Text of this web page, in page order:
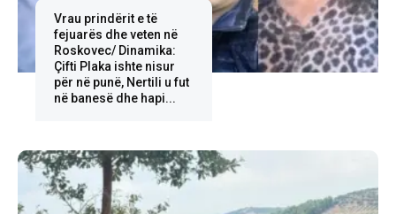
Vrau prindërit e të
fejuarës dhe veten në
Roskovec/ Dinamika:
Çifti Plaka ishte nisur
për në punë, Nertili u fut
në banesë dhe hapi...